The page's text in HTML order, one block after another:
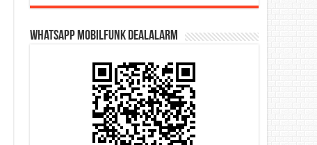
WhatsApp Mobilfunk DealAlarm